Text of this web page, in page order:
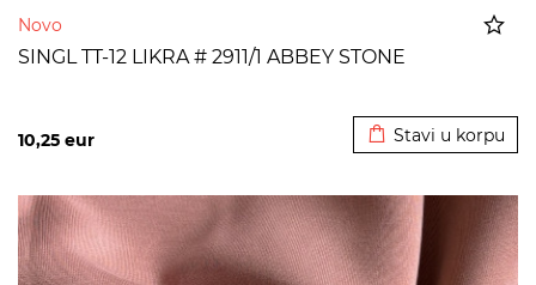
Novo
SINGL TT-12 LIKRA # 2911/1 ABBEY STONE
10,25 eur Stavi u korpu